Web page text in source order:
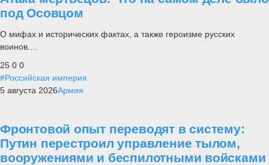
под Осовцом
О мифах и исторических фактах, а также героизме русских
воинов....
25 0 0
#Российская империя
5 августа 2026Армия
Фронтовой опыт переводят в систему:
Путин перестроил управление тылом,
вооружениями и беспилотными войсками